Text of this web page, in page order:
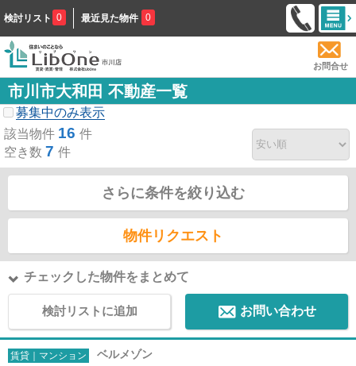
検討リスト 0 最近見た物件 0
お問合せ
市川市大和田 不動産一覧
募集中のみ表示
該当物件 16 件
空き数 7 件
さらに条件を絞り込む
物件リクエスト
チェックした物件をまとめて
検討リストに追加 お問い合わせ
賃貸｜マンション ベルメゾン